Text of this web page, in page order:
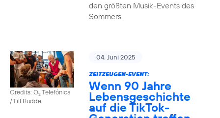
den größten Musik-Events des
Sommers.
Credits: O2Telefónica
/ Till Budde
04. Juni 2025
ZEITZEUGEN-EVENT:
Wenn 90 Jahre
Lebensgeschichte
auf die TikTok-